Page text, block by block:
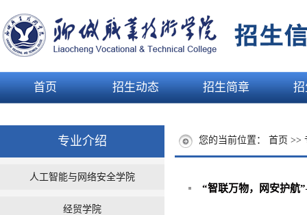
首页 招生动态 招生简章
专业介绍
人工智能与网络安全学院
经贸学院
您的当前位置： 首页 >>
“智联万物，网安护航